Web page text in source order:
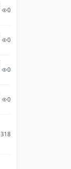
0
0
0
0
318